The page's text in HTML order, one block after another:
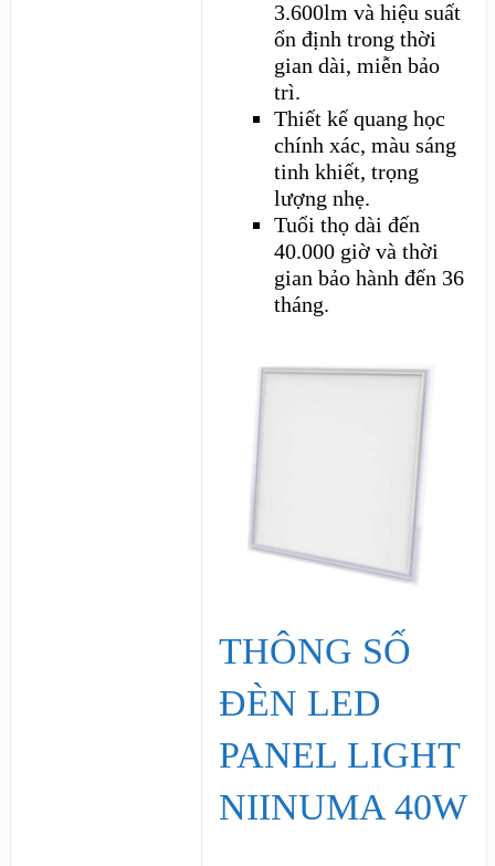
3.600lm và hiệu suất
ổn định trong thời
gian dài, miễn bảo
trì.
Thiết kế quang học
chính xác, màu sáng
tinh khiết, trọng
lượng nhẹ.
Tuổi thọ dài đến
40.000 giờ và thời
gian bảo hành đến 36
tháng.
THÔNG SỐ
ĐÈN LED
PANEL LIGHT
NIINUMA 40W